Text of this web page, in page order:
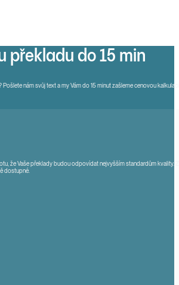
překladu do 15 min
nám svůj text a my Vám do 15 minut zašleme cenovou
že Vaše překlady budou odpovídat nejvyšším standardům kvality.
dostupné.